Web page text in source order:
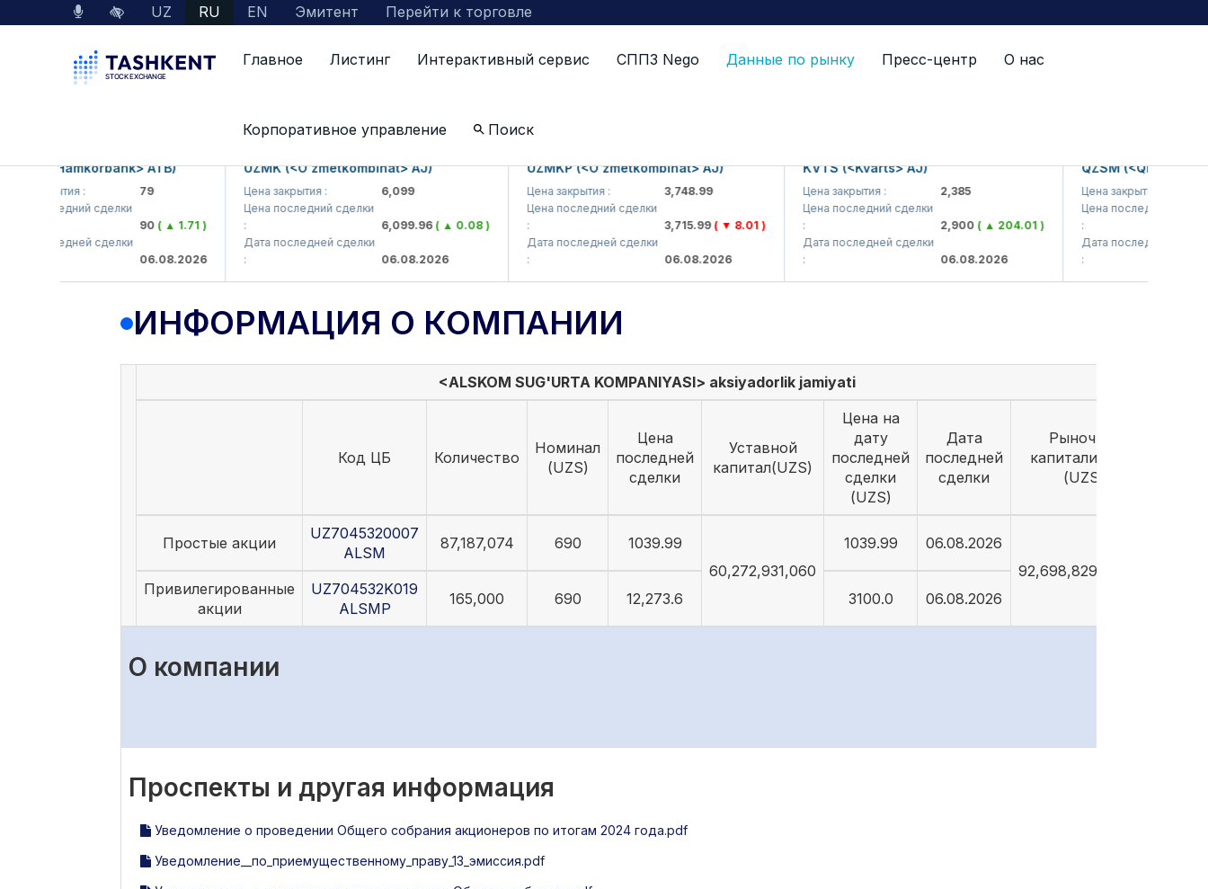
UZ RU EN Эмитент Перейти к торговле
Главное Листинг Интерактивный сервис СППЗ Nego Данные по рынку Пресс-центр О нас
Корпоративное управление Поиск
Информация о компании
(<Hamkorbank> ATB)
закрытия :
последний сделки
( ▲ 1.71 )
последней сделки
06.08.2026
UZMK (<O'zmetkombinat> AJ)
Цена закрытия :
6,099
Цена последний сделки
6,099.96( ▲ 0.08 )
Дата последней сделки
06.08.2026
UZMKP (<O'zmetkombinat> AJ)
Цена закрытия :
3,748.99
Цена последний сделки
3,715.99( ▼ 8.01 )
Дата последней сделки
06.08.2026
KVTS (<Kvarts> AJ)
Цена закрытия :
2,385
Цена последний сделки
2,900( ▲ 204.01 )
Дата последней сделки
06.08.2026
QZSM
Цена закрытия :
Цена последний сделки
Дата последней сделки
ИНФОРМАЦИЯ О КОМПАНИИ
<ALSKOM SUG'URTA KOMPANIYASI> aksiyadorlik jamiyati
Код ЦБ Количество
Номинал
(UZS)
Цена
последней
сделки
Уставной
капитал(UZS)
Цена на
дату
последней
сделки
(UZS)
Дата
последней
сделки
Рыночная
капитализация
(UZS)
Простые акции
UZ7045320007
ALSM
87,187,074 690
1039.99
60,272,931,060
1039.99
06.08.2026
92,698,829,089.26
Привилегированные
акции
UZ704532K019
ALSMP
165,000 690 12,273.6 3100.0 06.08.2026
О компании
Проспекты и другая информация
Уведомление о проведении Общего собрания акционеров по итогам 2024 года.pdf
Уведомление__по_приемущественному_праву_13_эмиссия.pdf